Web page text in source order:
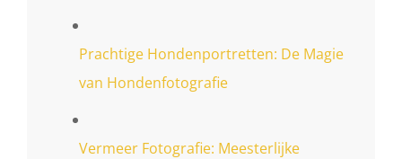
Prachtige Hondenportretten: De Magie
van Hondenfotografie
Vermeer Fotografie: Meesterlijke